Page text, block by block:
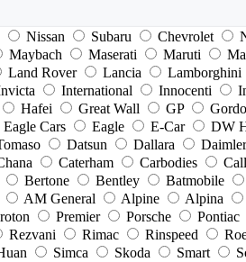
Nissan Subaru Chevrolet
Maybach Maserati Maruti
Land Rover Lancia Lamborghini
International Innocenti
Hafei Great Wall GP
Eagle Cars Eagle E-Car DW
Datsun Dallara Daimler
Caterham Carbodies
Bertone Bentley Batmobile
AM General Alpine Alpina
Premier Porsche Pontiac
Rezvani Rimac Rinspeed
Simca Skoda Smart